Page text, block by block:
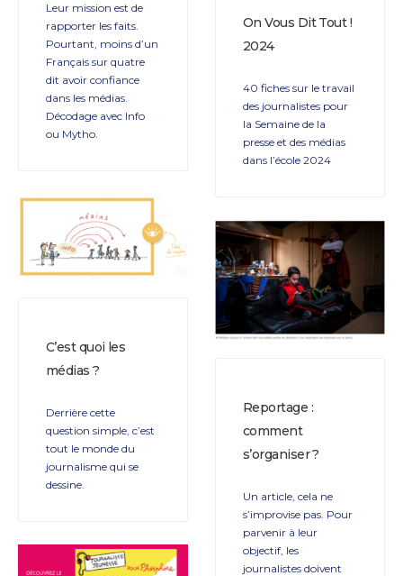
On Vous Dit Tout !
2024
40 fiches sur le travail
des journalistes pour
la Semaine de la
presse et des médias
dans l’école 2024
Leur mission est de
rapporter les faits.
Pourtant, moins d’un
Français sur quatre
dit avoir confiance
dans les médias.
Décodage avec Info
ou Mytho.
C’est quoi les
médias ?
Derrière cette
question simple, c’est
tout le monde du
journalisme qui se
dessine.
Reportage :
comment
s’organiser ?
Un article, cela ne
s’improvise pas. Pour
parvenir à leur
objectif, les
journalistes doivent